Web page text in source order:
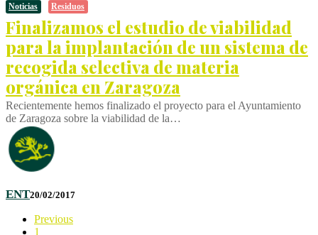
Noticias Residuos
Finalizamos el estudio de viabilidad
para la implantación de un sistema de
recogida selectiva de materia
orgánica en Zaragoza
Recientemente hemos finalizado el proyecto para el Ayuntamiento
de Zaragoza sobre la viabilidad de la…
ENT20/02/2017
Previous
1